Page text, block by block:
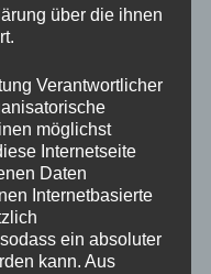
über die ihnen
Verantwortlicher
möglichst
Internetseite
Daten
Internetbasierte
ein absoluter
kann. Aus